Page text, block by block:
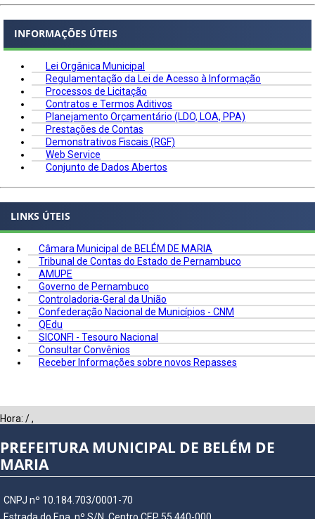
INFORMAÇÕES ÚTEIS
Lei Orgânica Municipal
Regulamentação da Lei de Acesso à Informação
Processos de Licitação
Contratos e Termos Aditivos
Planejamento Orçamentário (LDO, LOA, PPA)
Prestações de Contas
Demonstrativos Fiscais (RGF)
Web Service
Conjunto de Dados Abertos
LINKS ÚTEIS
Câmara Municipal de BELÉM DE MARIA
Tribunal de Contas do Estado de Pernambuco
AMUPE
Governo de Pernambuco
Controladoria-Geral da União
Confederação Nacional de Municípios - CNM
QEdu
SICONFI - Tesouro Nacional
Consultar Convênios
Receber Informações sobre novos Repasses
Hora: /,
PREFEITURA MUNICIPAL DE BELÉM DE
MARIA
CNPJ nº 10.184.703/0001-70